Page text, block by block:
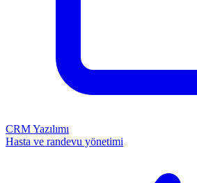
CRM Yazılımı
Hasta ve randevu yönetimi